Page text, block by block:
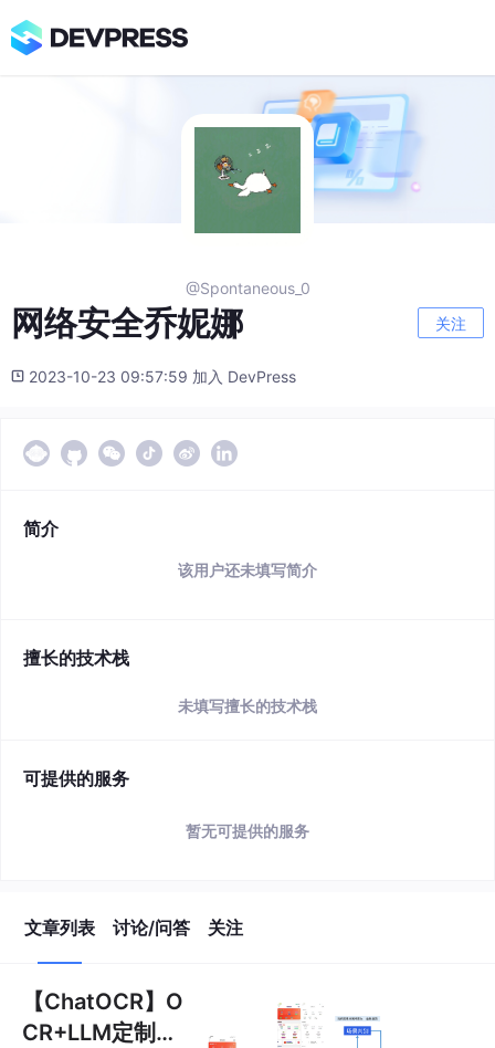
@Spontaneous_0
网络安全乔妮娜 关注
2023-10-23 09:57:59 加入 DevPress
简介
该用户还未填写简介
擅长的技术栈
未填写擅长的技术栈
可提供的服务
暂无可提供的服务
文章列表 讨论/问答 关注
【ChatOCR】O
CR+LLM定制化